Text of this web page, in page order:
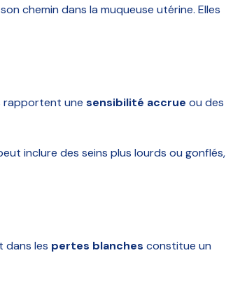
chemin dans la muqueuse utérine. Elles
rapportent une sensibilité accrue ou des
inclure des seins plus lourds ou gonflés,
dans les pertes blanches constitue un